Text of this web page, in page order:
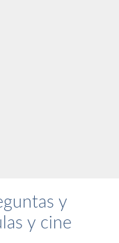
y
y cine